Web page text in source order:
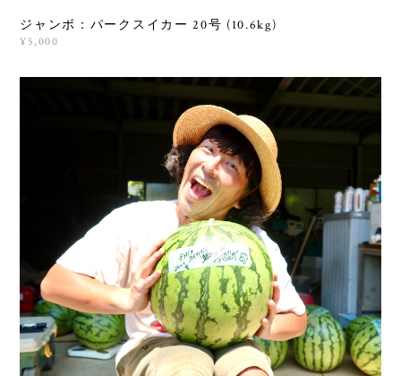
ジャンボ：パークスイカー 20号 (10.6kg)
¥5,000